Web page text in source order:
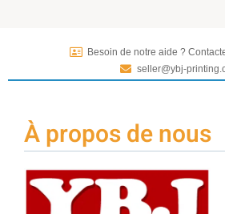
Besoin de notre aide ?
seller@ybj-
À propos de nous